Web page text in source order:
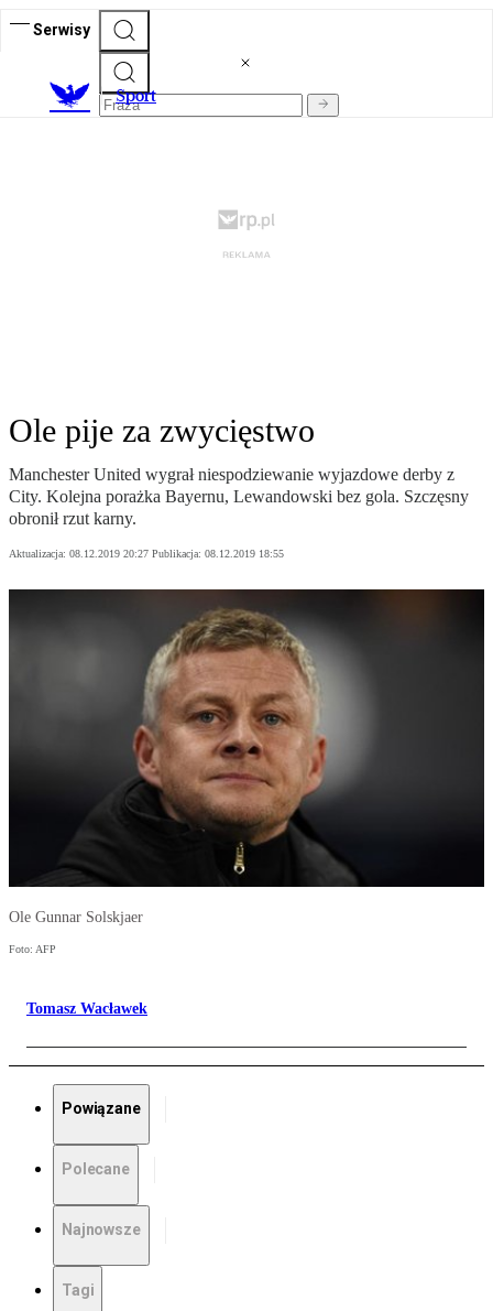
Serwisy
Sport
Ole pije za zwycięstwo
Manchester United wygrał niespodziewanie wyjazdowe derby z
City. Kolejna porażka Bayernu, Lewandowski bez gola. Szczęsny
obronił rzut karny.
Aktualizacja: 08.12.2019 20:27 Publikacja: 08.12.2019 18:55
Ole Gunnar Solskjaer
Foto: AFP
Tomasz Wacławek
Powiązane
Polecane
Najnowsze
Tagi